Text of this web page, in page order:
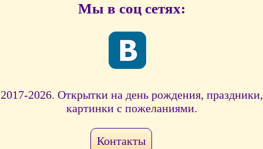
Мы в соц сетях:
2017-2026. Открытки на день рождения, праздники,
картинки с пожеланиями.
Контакты